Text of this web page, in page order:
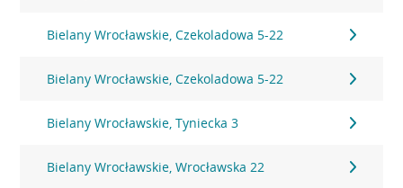
Bielany Wrocławskie, Czekoladowa 5-22
Bielany Wrocławskie, Czekoladowa 5-22
Bielany Wrocławskie, Tyniecka 3
Bielany Wrocławskie, Wrocławska 22